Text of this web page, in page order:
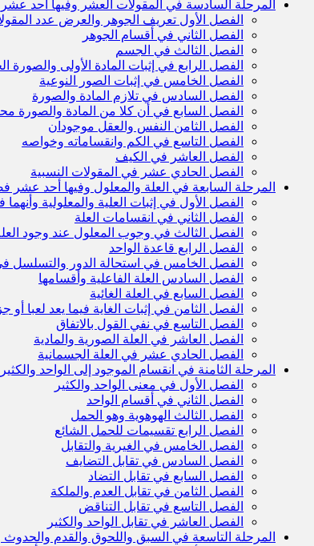
المرحلة السادسة في المقولات العشر وفيها أحد
الفصل الأول تعريف الجوهر والعرض عدد
الفصل الثاني في أقسام الجوهر
الفصل الثالث في الجسم
الفصل الرابع في إثبات المادة الأولى والصورة
الفصل الخامس في إثبات الصور النوعية
الفصل السادس في تلازم المادة والصورة
الفصل السابع في أن كلا من المادة والصورة
الفصل الثامن النفس والعقل موجودان
الفصل التاسع في الكم وانقساماته وخواصه
الفصل العاشر في الكيف
الفصل الحادي عشر في المقولات النسبية
المرحلة السابعة في العلة والمعلول وفيها أحد عشر
الفصل الأول في إثبات العلية والمعلولية وأنهما
الفصل الثاني في انقسامات العلة
الفصل الثالث في وجوب المعلول عند وجود
الفصل الرابع قاعدة الواحد
الفصل الخامس في استحالة الدور والتسلسل
الفصل السادس العلة الفاعلية وأقسامها
الفصل السابع في العلة الغائية
الفصل الثامن في إثبات الغاية فيما يعد لعبا أو
الفصل التاسع في نفي القول بالاتفاق
الفصل العاشر في العلة الصورية والمادية
الفصل الحادي عشر في العلة الجسمانية
المرحلة الثامنة في انقسام الموجود إلى الواحد
الفصل الأول في معنى الواحد والكثير
الفصل الثاني في أقسام الواحد
الفصل الثالث الهوهوية وهو الحمل
الفصل الرابع تقسيمات للحمل الشائع
الفصل الخامس في الغيرية والتقابل
الفصل السادس في تقابل التضايف
الفصل السابع في تقابل التضاد
الفصل الثامن في تقابل العدم والملكة
الفصل التاسع في تقابل التناقض
الفصل العاشر في تقابل الواحد والكثير
المرحلة التاسعة في السبق واللحوق والقدم والحدوث